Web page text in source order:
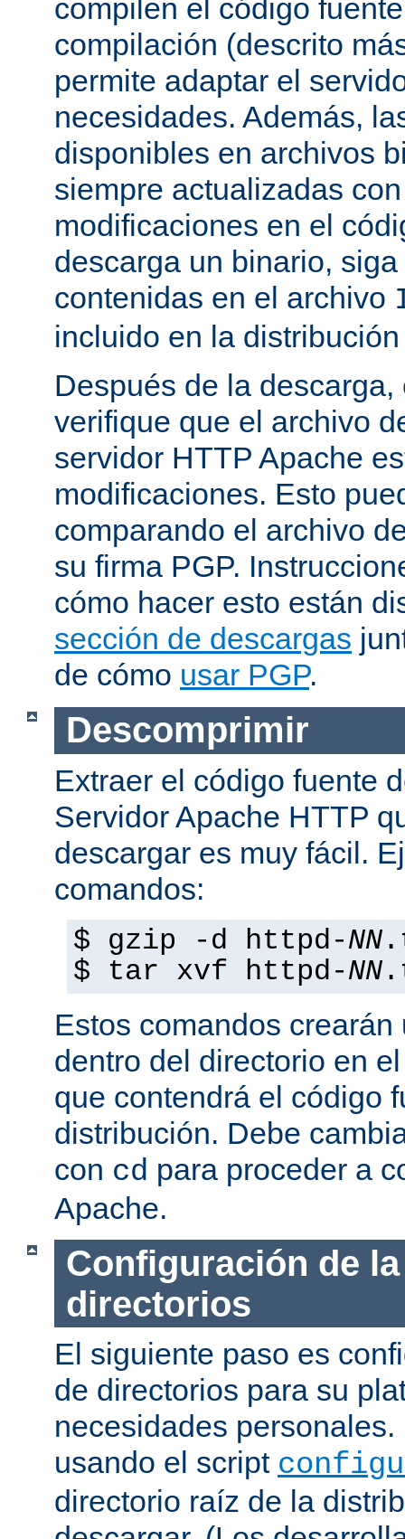
compilen el código
compilación (descrito
permite adaptar el
necesidades. Además,
disponibles en archivos
siempre actualizadas
modificaciones en el
descarga un binario,
contenidas en el archivo
incluido en la distribución
Después de la
verifique que el archivo
servidor HTTP Apache
modificaciones. Esto
comparando el archivo
su firma PGP.
cómo hacer esto están
sección de descargas
de cómo usar PGP.
Descomprimir
Extraer el código fuente
Servidor Apache HTTP
descargar es muy fácil.
comandos:
$ gzip -d httpd-NN
$ tar xvf httpd-NN
Estos comandos
dentro del directorio en
que contendrá el código
distribución. Debe
con cd para proceder a
Apache.
Configuración de
directorios
El siguiente paso es
de directorios para su
necesidades
usando el script
directorio raíz de la